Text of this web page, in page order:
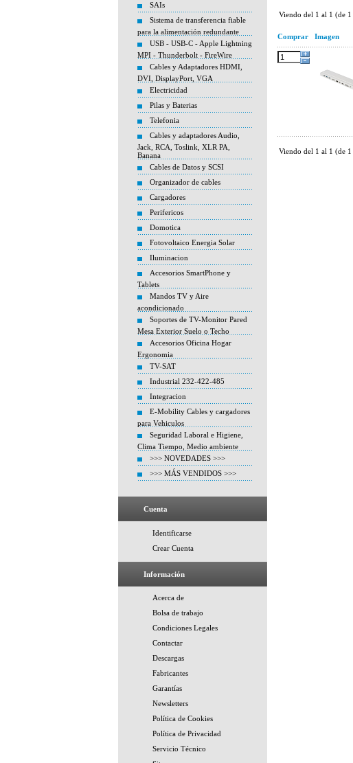
SAIs
Sistema de transferencia fiable
para la alimentación redundante
USB - USB-C - Apple Lightning
MPI - Thunderbolt - FireWire
Cables y Adaptadores HDMI,
DVI, DisplayPort, VGA
Electricidad
Pilas y Baterias
Telefonia
Cables y adaptadores Audio,
Jack, RCA, Toslink, XLR PA,
Banana
Cables de Datos y SCSI
Organizador de cables
Cargadores
Perifericos
Domotica
Fotovoltaico Energia Solar
Iluminacion
Accesorios SmartPhone y
Tablets
Mandos TV y Aire
acondicionado
Soportes de TV-Monitor Pared
Mesa Exterior Suelo o Techo
Accesorios Oficina Hogar
Ergonomia
TV-SAT
Industrial 232-422-485
Integracion
E-Mobility Cables y cargadores
para Vehiculos
Seguridad Laboral e Higiene,
Clima Tiempo, Medio ambiente
>>> NOVEDADES >>>
>>> MÁS VENDIDOS >>>
Cuenta
Identificarse
Crear Cuenta
Información
Acerca de
Bolsa de trabajo
Condiciones Legales
Contactar
Descargas
Fabricantes
Garantías
Newsletters
Política de Cookies
Política de Privacidad
Servicio Técnico
Viendo del 1 al 1 (de 1
Comprar Imagen
Viendo del 1 al 1 (de 1